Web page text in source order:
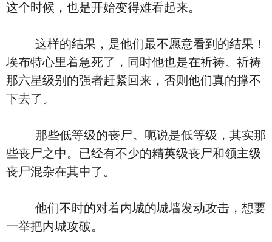
这个时候，也是开始变得难看起来。
这样的结果，是他们最不愿意看到的结果！
埃布特心里着急死了，同时他也是在祈祷。祈祷
那六星级别的强者赶紧回来，否则他们真的撑不
下去了。
那些低等级的丧尸。呃说是低等级，其实那
些丧尸之中。已经有不少的精英级丧尸和领主级
丧尸混杂在其中了。
他们不时的对着内城的城墙发动攻击，想要
一举把内城攻破。